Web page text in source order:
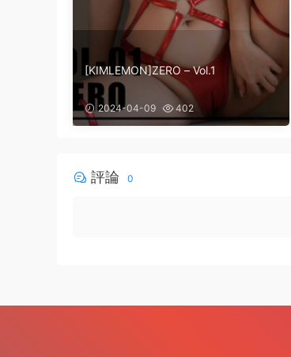
[KIMLEMON]ZERO – Vol.1
2024-04-09 402
評論 0